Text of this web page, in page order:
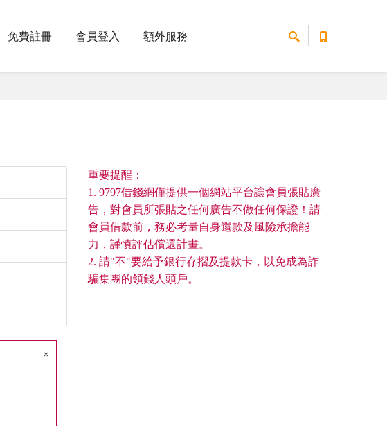
免費註冊 會員登入 額外服務
×
重要提醒：
1. 9797借錢網僅提供一個網站平台讓會員張貼廣
告，對會員所張貼之任何廣告不做任何保證！請
會員借款前，務必考量自身還款及風險承擔能
力，謹慎評估償還計畫。
2. 請"不"要給予銀行存摺及提款卡，以免成為詐
騙集團的領錢人頭戶。